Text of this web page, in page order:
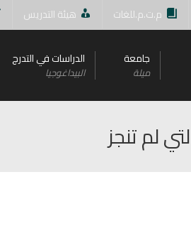
م.ت.م.للغات هيئة التدريس
جامعة
ميلة
الدراسات في التدرج
البيداغوجيا
لم تنجز